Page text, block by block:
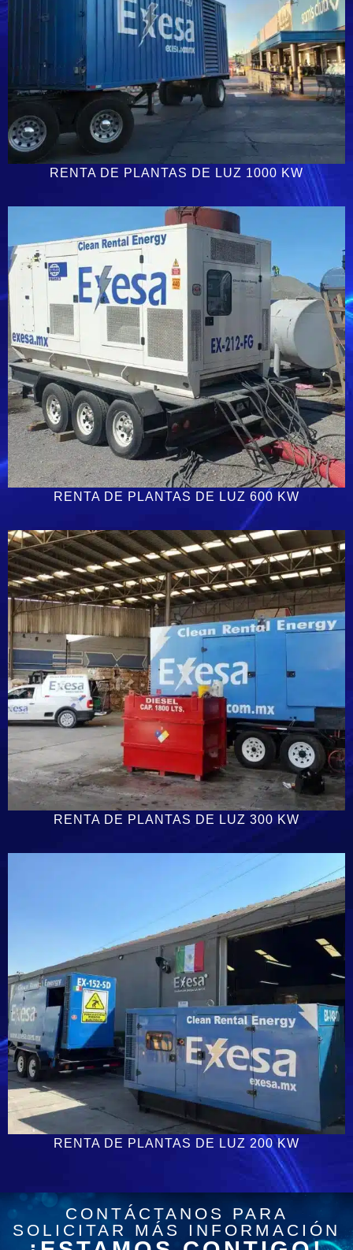
RENTA DE PLANTAS DE LUZ 1000 KW
RENTA DE PLANTAS DE LUZ 600 KW
RENTA DE PLANTAS DE LUZ 300 KW
RENTA DE PLANTAS DE LUZ 200 KW
CONTÁCTANOS PARA
SOLICITAR MÁS INFORMACIÓN